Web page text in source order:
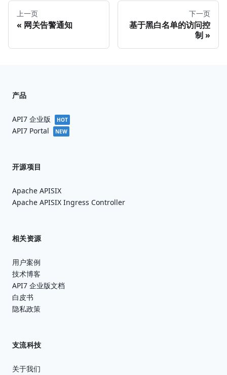
上一页
网关告警通知
下一页
基于黑白名单的访问控
制
产品
API7 企业版 HOT
API7 Portal NEW
开源项目
Apache APISIX
Apache APISIX Ingress Controller
相关资源
用户案例
技术博客
API7 企业版文档
白皮书
隐私政策
支流科技
关于我们